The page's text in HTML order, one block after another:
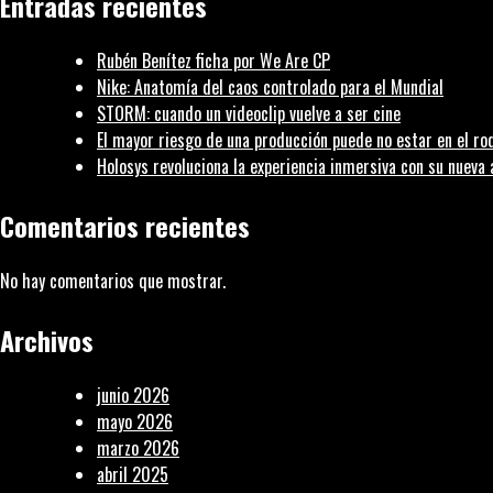
Rubén Benítez ficha por We Are CP
Nike: Anatomía del caos controlado para el Mundial
STORM: cuando un videoclip vuelve a ser cine
El mayor riesgo de una producción puede no estar en el
Holosys revoluciona la experiencia inmersiva con su
Comentarios recientes
No hay comentarios que mostrar.
Archivos
junio 2026
mayo 2026
marzo 2026
abril 2025